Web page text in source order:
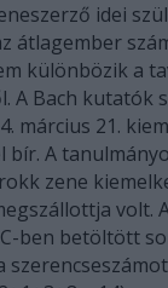
idei
átlagember
különbözik a
A Bach kutatók
március 21.
bír. A
zene
volt.
ben betöltött